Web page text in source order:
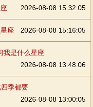
2026-08-08 15:32:05
座 2026-08-08 15:16:05
我是什么星座
2026-08-08 13:48:06
季都要
2026-08-08 13:00:05